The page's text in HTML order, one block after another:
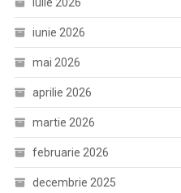
iunie 2026
mai 2026
aprilie 2026
martie 2026
februarie 2026
decembrie 2025